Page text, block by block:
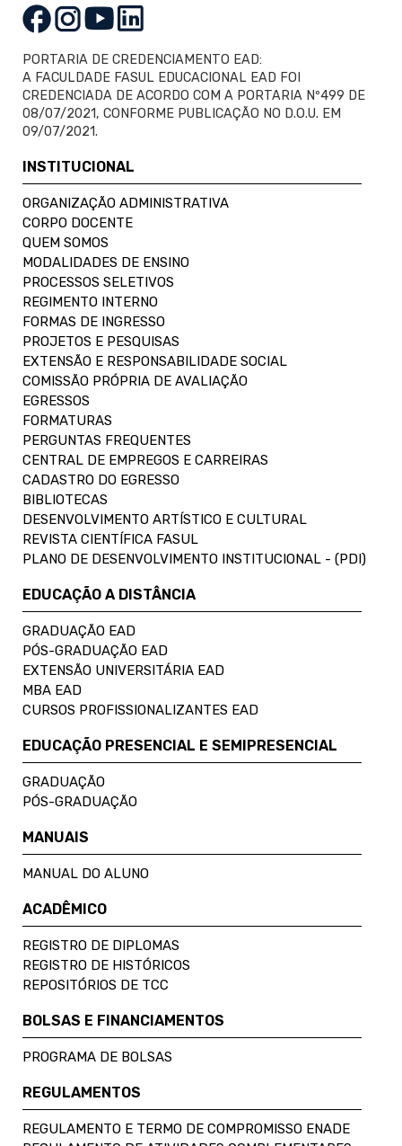
PORTARIA DE CREDENCIAMENTO EAD:
A FACULDADE FASUL EDUCACIONAL EAD FOI
CREDENCIADA DE ACORDO COM A PORTARIA Nº499 DE
08/07/2021, CONFORME PUBLICAÇÃO NO D.O.U. EM
09/07/2021.
INSTITUCIONAL
ORGANIZAÇÃO ADMINISTRATIVA
CORPO DOCENTE
QUEM SOMOS
MODALIDADES DE ENSINO
PROCESSOS SELETIVOS
REGIMENTO INTERNO
FORMAS DE INGRESSO
PROJETOS E PESQUISAS
EXTENSÃO E RESPONSABILIDADE SOCIAL
COMISSÃO PRÓPRIA DE AVALIAÇÃO
EGRESSOS
FORMATURAS
PERGUNTAS FREQUENTES
CENTRAL DE EMPREGOS E CARREIRAS
CADASTRO DO EGRESSO
BIBLIOTECAS
DESENVOLVIMENTO ARTÍSTICO E CULTURAL
REVISTA CIENTÍFICA FASUL
PLANO DE DESENVOLVIMENTO INSTITUCIONAL - (PDI)
EDUCAÇÃO A DISTÂNCIA
GRADUAÇÃO EAD
PÓS-GRADUAÇÃO EAD
EXTENSÃO UNIVERSITÁRIA EAD
MBA EAD
CURSOS PROFISSIONALIZANTES EAD
EDUCAÇÃO PRESENCIAL E SEMIPRESENCIAL
GRADUAÇÃO
PÓS-GRADUAÇÃO
MANUAIS
MANUAL DO ALUNO
ACADÊMICO
REGISTRO DE DIPLOMAS
REGISTRO DE HISTÓRICOS
REPOSITÓRIOS DE TCC
BOLSAS E FINANCIAMENTOS
PROGRAMA DE BOLSAS
REGULAMENTOS
REGULAMENTO E TERMO DE COMPROMISSO ENADE